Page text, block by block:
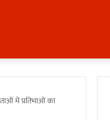
में प्रतिभाओं का